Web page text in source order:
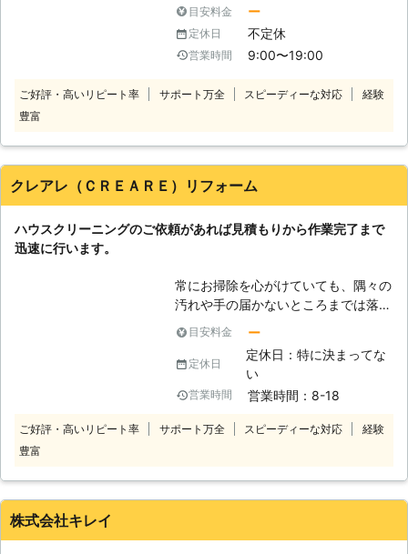
クリーニングでお困りのお客様に対応
しております。 対応するのは、クリ
ーニングを生業としたスタッフです。
水回りはもちろん、お部屋全体の清掃
部屋のお掃除が完了するので、無駄な
時間を取られることもありません。
●頑固な水回りの水垢やカビ汚れもキ
レイピカピカに！ 住まいの汚れの中
で、一番放置しておきたくない汚れが
と水分を含んでヌメヌメし、お掃除す
るのが億劫になる原因にもなるので
屋猫ノ手」がお助けいたします。 頑
固な水垢には酸性洗剤を、カビ汚れに
はカビ取り剤を、それぞれの汚れに合
った洗剤を使用し、汚れを除去。 キ
う努めさせていただきます。 ハウス
の作業を心掛けておりますので、適当
な作業は一切致しません。 ご不明な
点や気になることなどがございました
らのご依頼を心よりお待ちしておりま
す。
なプランのご提案ができるよう心がけ
ております。 キッチンやトイレなど
の水回りからフローリング、ベラン
クリーニングに対応しており、お客様
ださい。
目安料金 ー
定休日 不定休
営業時間 9:00〜19:00
ご好評・高いリピート率 サポート万全 スピーディーな対応
経験
豊富
クレアレ（ＣＲＥＡＲＥ）リフォーム
ハウスクリーニングのご依頼があれば見積もりから作業完了まで
迅速に行います。
常にお掃除を心がけていても、隅々の
汚れや手の届かないところまでは落と
しきれないのが現状です。とくに、賃
貸物件にお住まいの方は汚れが一番不
安材料になるので、まずは弊社にハウ
スクリーニングのご依頼をください。
弊社では腕利きのプロが在籍してお
り、どんな汚れでも確実に落とし隅々
までお掃除をいたします。お掃除のポ
目安料金 ー
定休日
定休日：特に決まってな
い
営業時間 営業時間：8-18
ご好評・高いリピート率 サポート万全 スピーディーな対応
経験
豊富
株式会社キレイ